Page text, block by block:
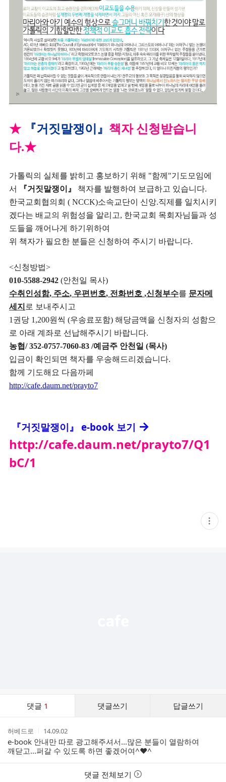
★ 『거짓말쟁이』 책자 신청받습니
다.★
가톨릭의 실체를 밝히고 홍보하기 위해 "함께 "기도모임에
서
『거짓말쟁이』 책자를 발행하여 보급하고 있습니다.
한국교회협의회 ( NCCK)소속교단이 신앙.직제를 일치시키
겠다는 배교의 위험성을 알리고, 한국교회 목회자님들과 성
도들을 깨어나게 하기위하여
위 책자가 필요한 분들은 신청하여 주시기 바랍니다.
<신청방법>
010-5588-2942 (안천일 목사)
수취인성함, 주소, 우편번호, 전화번호 ,신청부수를 문자메
세지 로 보내주시고
1 권당 1,200원씩 (우송료포함) 해당금액을 신청자의 성함으
로 아래 계좌로 선납해주시기 바랍니다.
농협/ 352-0757-7060-83 /예금주 안천일 (목사)
입금이 확인되면 책자를 우송해드리겠습니다.
함께 기도해요 다음까페
http://cafe.daum.net/prayto7
『거짓말쟁이』 e-book 보기 →
http://cafe.daum.net/prayto7/Q1
bC/1
현
재
댓글 1 댓글쓰기 답글쓰기
트
작
성
자
허베드로
작
성
시
간
14.09.02
e-book 안내만 따로 광고해주셔서...많은 분들이 열람하여
깨닫고...퍼갈 수 있도록 하면 좋겠어여^♥^
댓글 전체보기